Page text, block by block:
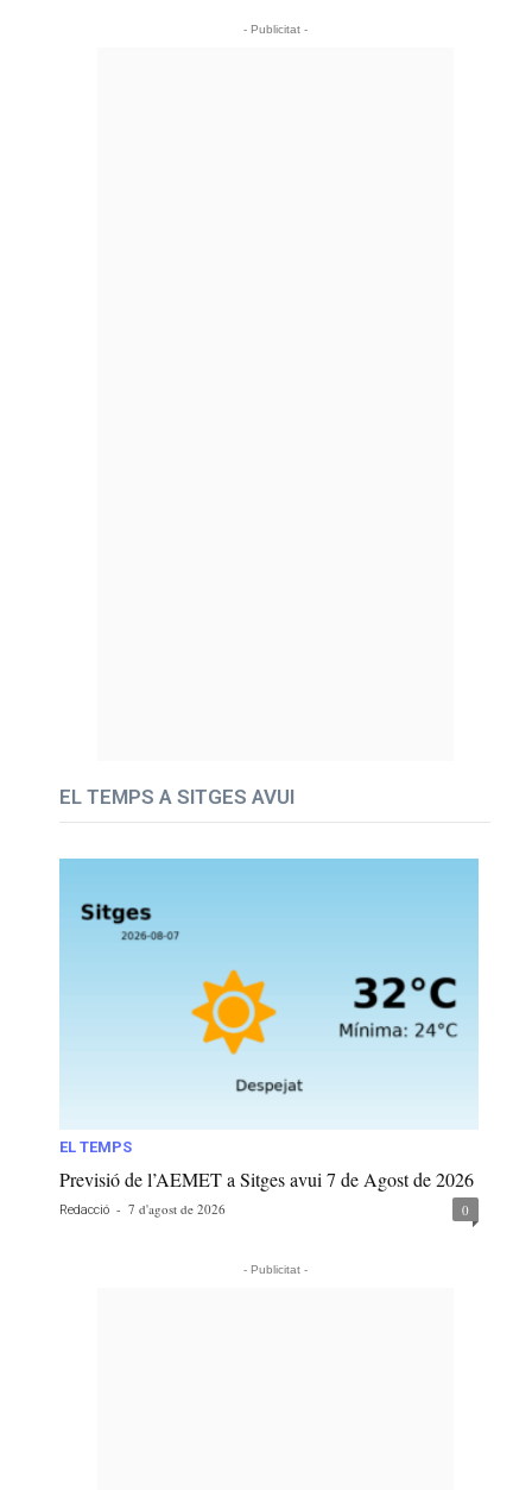
- Publicitat -
EL TEMPS A SITGES AVUI
EL TEMPS
Previsió de l’AEMET a Sitges avui 7 de Agost de 2026
Redacció - 7 d'agost de 2026 0
- Publicitat -